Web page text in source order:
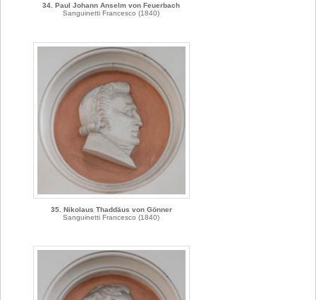
34. Paul Johann Anselm von Feuerbach
Sanguinetti Francesco (1840)
35. Nikolaus Thaddäus von Gönner
Sanguinetti Francesco (1840)